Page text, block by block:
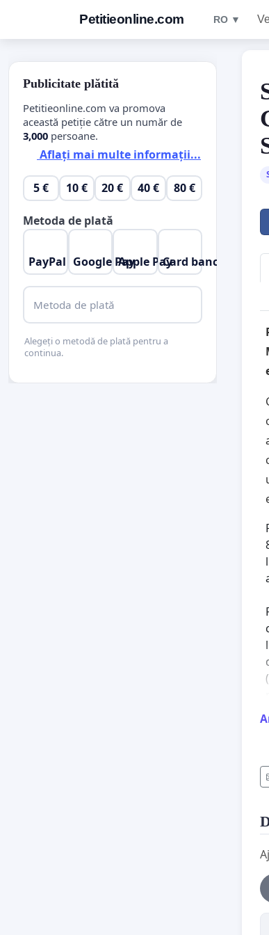
Petitieonline.com RO ▼
Publicitate plătită
Petitieonline.com va promova
această petiție către un număr de
3,000 persoane.
Aflați mai multe informații...
5 € 10 € 20 € 40 € 80 €
Metoda de plată
PayPal Google PayApple PayCard bancar
Metoda de plată
Alegeți o metodă de plată pentru a
continua.